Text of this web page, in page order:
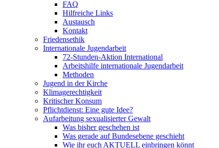
FAQ
Hilfreiche Links
Austausch
Kontakt
Friedensethik
Internationale Jugendarbeit
72-Stunden-Aktion International
Arbeitshilfe internationale Jugendarbeit
Methoden
Jugend in der Kirche
Klimagerechtigkeit
Kritischer Konsum
Pflichtdienst: Eine gute Idee?
Aufarbeitung sexualisierter Gewalt
Was bisher geschehen ist
Was gerade auf Bundesebene geschieht
Wie ihr euch AKTUELL einbringen könnt